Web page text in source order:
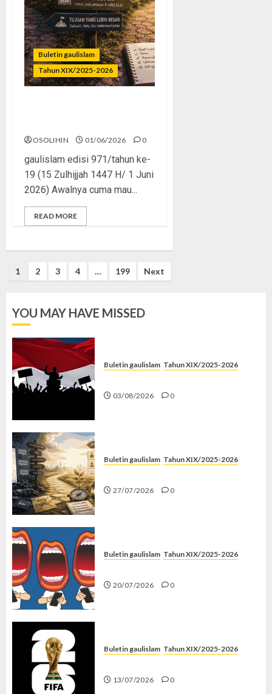
Buletin gaulislam
Tahun XIX/2025-2026
OSOLIHIN 01/06/2026 0
gaulislam edisi 971/tahun ke-
19 (15 Zulhijjah 1447 H/ 1 Juni
2026) Awalnya cuma mau...
READ MORE
Posts
1 2 3 4 … 199 Next
YOU MAY HAVE MISSED
Buletin gaulislam Tahun XIX/2025-2026
03/08/2026 0
Buletin gaulislam Tahun XIX/2025-2026
27/07/2026 0
Buletin gaulislam Tahun XIX/2025-2026
20/07/2026 0
Buletin gaulislam Tahun XIX/2025-2026
13/07/2026 0